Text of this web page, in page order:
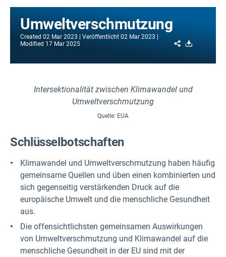
Umweltverschmutzung
Created 02 Mar 2023 Veröffentlicht 02 Mar 2023
Modified 17 Mar 2025 Share
Intersektionalität zwischen Klimawandel und
Umweltverschmutzung
Quelle: EUA
Schlüsselbotschaften
Klimawandel und Umweltverschmutzung haben häufig
gemeinsame Quellen und üben einen kombinierten und
sich gegenseitig verstärkenden Druck auf die
europäische Umwelt und die menschliche Gesundheit
aus.
Die offensichtlichsten gemeinsamen Auswirkungen
von Umweltverschmutzung und Klimawandel auf die
menschliche Gesundheit in der EU sind mit der